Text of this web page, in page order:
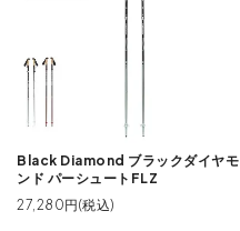
Black Diamond ブラックダイヤモ
ンド パーシュートFLZ
27,280円(税込)